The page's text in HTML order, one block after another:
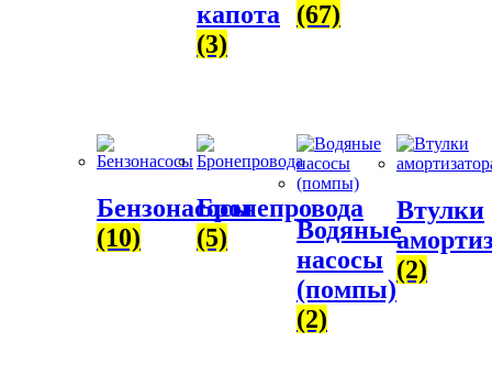
капота
(3)
(67)
Бензонасосы
(10)
Бронепровода
(5)
Водяные
насосы
(помпы)
(2)
Втулки
(2)